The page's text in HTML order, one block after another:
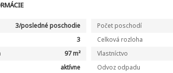
3/posledné poschodie Počet poschodí
3 Celková rozloha
97 m² Vlastníctvo
aktívne Odvoz odpadu